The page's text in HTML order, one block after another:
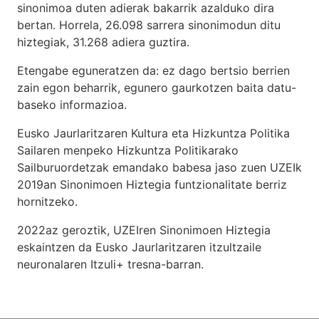
sinonimoa duten adierak bakarrik azalduko dira
bertan. Horrela, 26.098 sarrera sinonimodun ditu
hiztegiak, 31.268 adiera guztira.
Etengabe eguneratzen da: ez dago bertsio berrien
zain egon beharrik, egunero gaurkotzen baita datu-
baseko informazioa.
Eusko Jaurlaritzaren Kultura eta Hizkuntza Politika
Sailaren menpeko Hizkuntza Politikarako
Sailburuordetzak emandako babesa jaso zuen UZEIk
2019an Sinonimoen Hiztegia funtzionalitate berriz
hornitzeko.
2022az geroztik, UZEIren Sinonimoen Hiztegia
eskaintzen da Eusko Jaurlaritzaren itzultzaile
neuronalaren Itzuli+ tresna-barran.